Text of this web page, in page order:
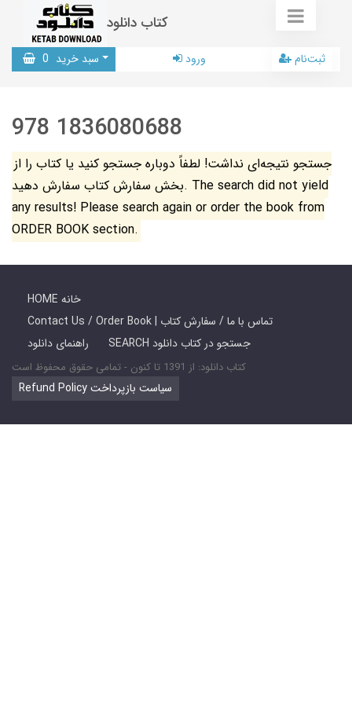
کتاب دانلود
سبد خرید 0 ورود ثبت‌نام
978 1836080688
جستجو نتیجه‌ای نداشت! لطفاً دوباره جستجو کنید یا کتاب را از
بخش سفارش کتاب سفارش دهید. The search did not yield
any results! Please search again or order the book from
ORDER BOOK section.
HOME خانه
Contact Us / Order Book | تماس با ما / سفارش کتاب
راهنمای دانلود
SEARCH جستجو در کتاب دانلود
کتاب دانلود: از 1391 تا کنون - تمامی حقوق محفوظ است
Refund Policy سیاست بازپرداخت